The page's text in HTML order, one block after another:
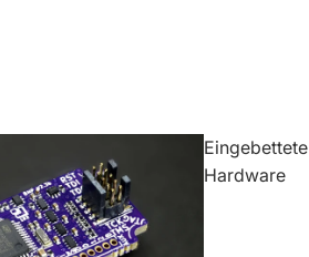
Eingebettete
Hardware